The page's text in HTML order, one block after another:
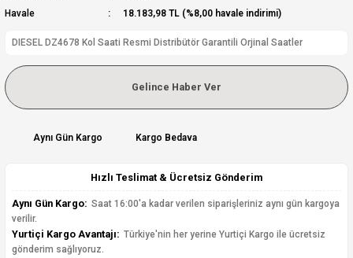
Havale
18.183,98 TL (%8,00 havale indirimi)
DIESEL DZ4678 Kol Saati Resmi Distribütör Garantili Orjinal Saatler
Gelince Haber Ver
Aynı Gün Kargo Kargo Bedava
Hızlı Teslimat & Ücretsiz Gönderim
Aynı Gün Kargo: Saat 16:00'a kadar verilen siparişleriniz aynı gün kargoya
verilir.
Yurtiçi Kargo Avantajı: Türkiye'nin her yerine Yurtiçi Kargo ile ücretsiz
gönderim sağlıyoruz.